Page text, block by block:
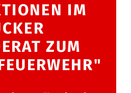
IM
ZUM